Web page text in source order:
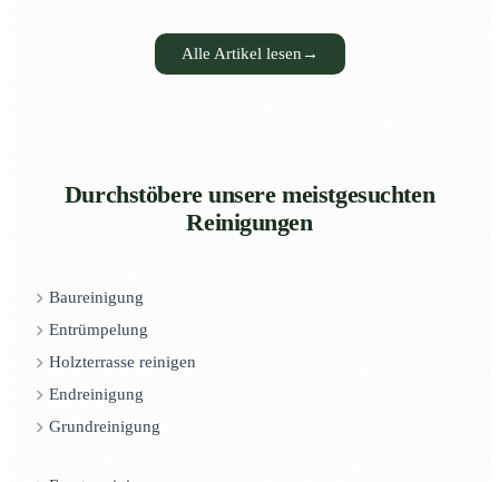
Alle Artikel lesen →
Durchstöbere unsere meistgesuchten
Reinigungen
Baureinigung
Entrümpelung
Holzterrasse reinigen
Endreinigung
Grundreinigung